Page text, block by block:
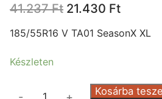
41.237Ft Original
was:
21.430 FtCurrent
is:
185/55R16 V TA01 SeasonX XL
Készleten
Triangle
- + Kosárba